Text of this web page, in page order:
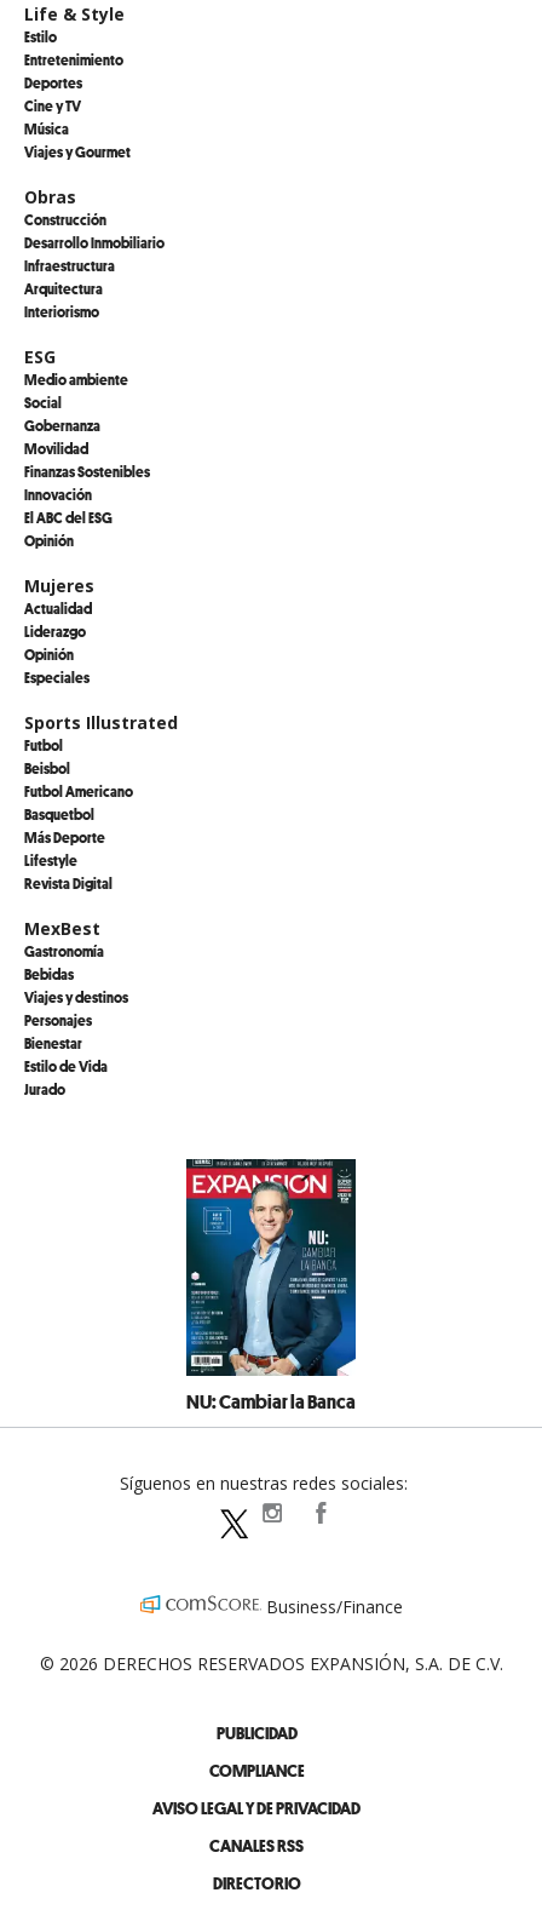
Life & Style
Estilo
Entretenimiento
Deportes
Cine y TV
Música
Viajes y Gourmet
Obras
Construcción
Desarrollo Inmobiliario
Infraestructura
Arquitectura
Interiorismo
ESG
Medio ambiente
Social
Gobernanza
Movilidad
Finanzas Sostenibles
Innovación
El ABC del ESG
Opinión
Mujeres
Actualidad
Liderazgo
Opinión
Especiales
Sports Illustrated
Futbol
Beisbol
Futbol Americano
Basquetbol
Más Deporte
Lifestyle
Revista Digital
MexBest
Gastronomía
Bebidas
Viajes y destinos
Personajes
Bienestar
Estilo de Vida
Jurado
NU: Cambiar la Banca
PUBLICIDAD
COMPLIANCE
AVISO LEGAL Y DE PRIVACIDAD
CANALES RSS
DIRECTORIO
Síguenos en nuestras redes sociales:
expansionpolitica
Business/Finance
© 2026 DERECHOS RESERVADOS EXPANSIÓN, S.A. DE C.V.